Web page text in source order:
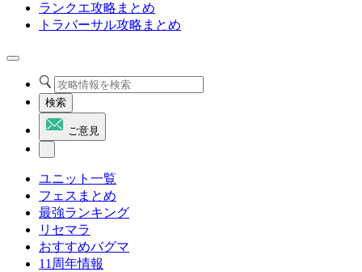
ランクエ攻略まとめ
トラバーサル攻略まとめ
検索
ご意見
ユニット一覧
フェスまとめ
最強ランキング
リセマラ
おすすめバグマ
11周年情報